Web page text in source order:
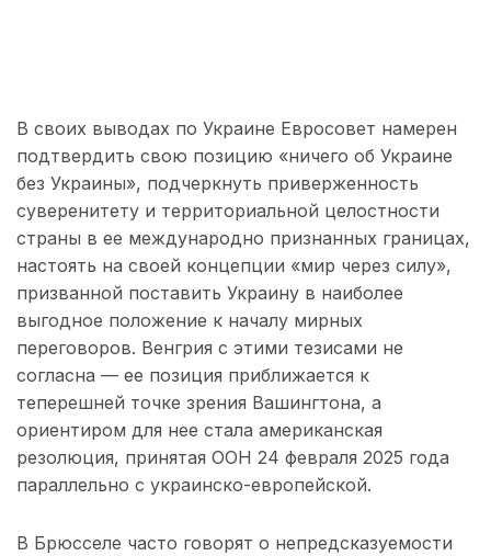
В своих выводах по Украине Евросовет намерен
подтвердить свою позицию «ничего об Украине
без Украины», подчеркнуть приверженность
суверенитету и территориальной целостности
страны в ее международно признанных границах,
настоять на своей концепции «мир через силу»,
призванной поставить Украину в наиболее
выгодное положение к началу мирных
переговоров. Венгрия с этими тезисами не
согласна — ее позиция приближается к
теперешней точке зрения Вашингтона, а
ориентиром для нее стала американская
резолюция, принятая ООН 24 февраля 2025 года
параллельно с украинско-европейской.
В Брюсселе часто говорят о непредсказуемости